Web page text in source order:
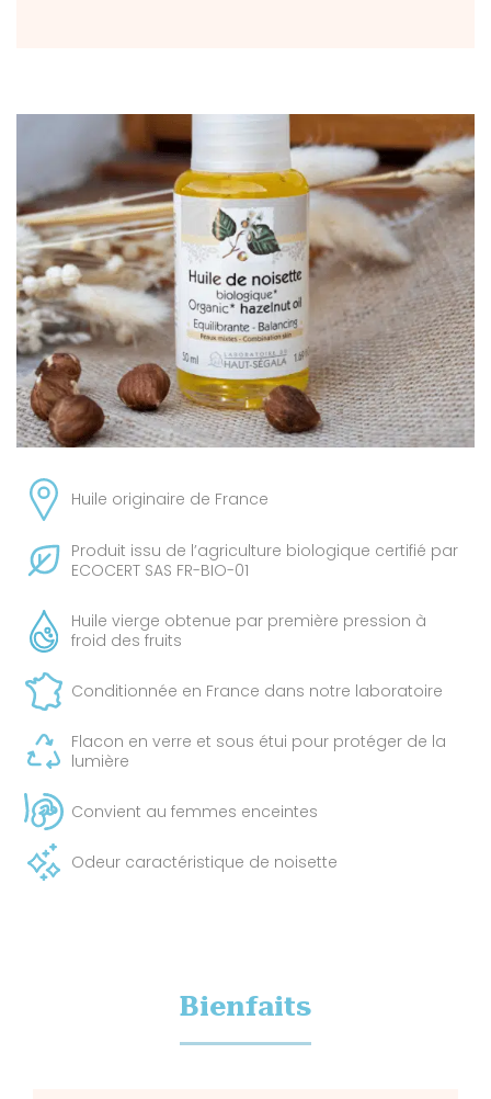
Huile originaire de France
Produit issu de l’agriculture biologique certifié par
ECOCERT SAS FR-BIO-01
Huile vierge obtenue par première pression à
froid des fruits
Conditionnée en France dans notre laboratoire
Flacon en verre et sous étui pour protéger de la
lumière
Convient au femmes enceintes
Odeur caractéristique de noisette
Bienfaits